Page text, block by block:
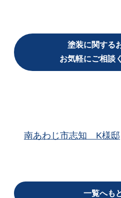
塗装に関する
お気軽にご相談
南あわじ市志知 K様邸
一覧へも